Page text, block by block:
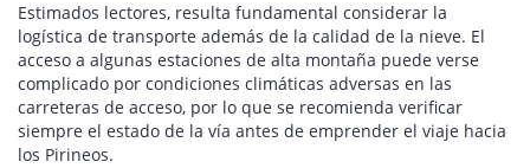
Estimados lectores, resulta fundamental considerar la
logística de transporte además de la calidad de la nieve. El
acceso a algunas estaciones de alta montaña puede verse
complicado por condiciones climáticas adversas en las
carreteras de acceso, por lo que se recomienda verificar
siempre el estado de la vía antes de emprender el viaje hacia
los Pirineos.